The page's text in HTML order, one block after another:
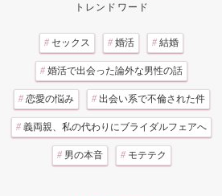
トレンドワード
# セックス # 婚活 # 結婚
# 婚活で出会った論外な男性の話
# 恋愛の悩み # 出会い系で不倫された件
# 義両親、私の代わりにブライダルフェアへ
# 男の本音 # モテテク